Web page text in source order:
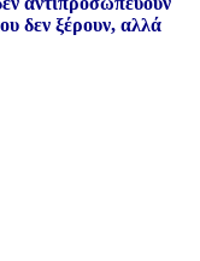
δεν ξέρουν, αλλά